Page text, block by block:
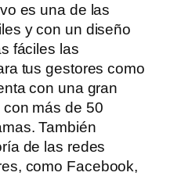
es una de las
y con un diseño
fáciles las
tus gestores como
con una gran
más de 50
También
de las redes
como Facebook,